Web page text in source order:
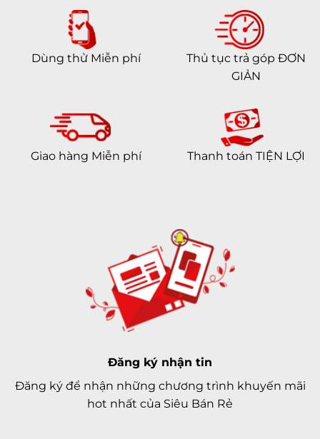
Dùng thử Miễn phí
Thủ tục trả góp ĐƠN
GIẢN
Giao hàng Miễn phí Thanh toán TIỆN LỢI
Đăng ký nhận tin
Đăng ký để nhận những chương trình khuyến mãi
hot nhất của Siêu Bán Rẻ